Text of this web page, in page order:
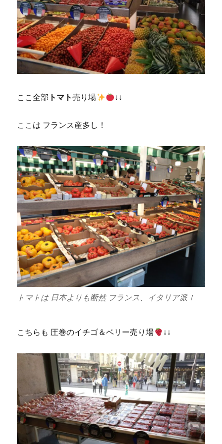
ここ全部 トマト売り場 ↓↓
ここは フランス産多し！
トマトは 日本よりも断然 フランス、イタリア派！
こちらも 圧巻のイチゴ＆ベリー売り場 ↓↓